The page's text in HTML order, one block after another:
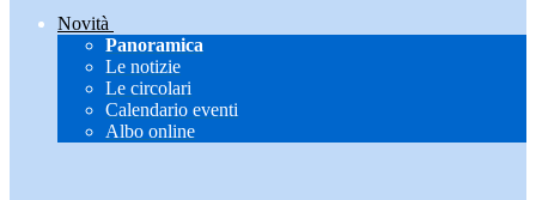
Novità
Panoramica
Le notizie
Le circolari
Calendario eventi
Albo online